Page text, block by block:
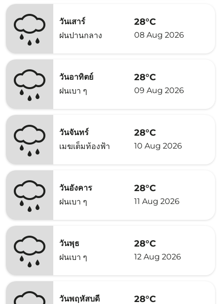
วันเสาร์
ฝนปานกลาง
28°C
08 Aug 2026
วันอาทิตย์
ฝนเบา ๆ
28°C
09 Aug 2026
วันจันทร์
เมฆเต็มท้องฟ้า
28°C
10 Aug 2026
วันอังคาร
ฝนเบา ๆ
28°C
11 Aug 2026
วันพุธ
ฝนเบา ๆ
28°C
12 Aug 2026
วันพฤหัสบดี
28°C